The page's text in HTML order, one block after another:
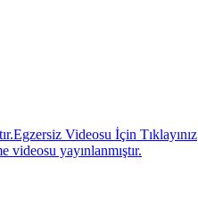
Videosu İçin Tıklayınız
yayınlanmıştır.